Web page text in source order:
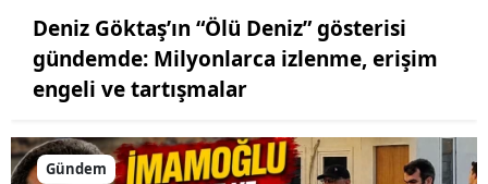
Deniz Göktaş’ın “Ölü Deniz” gösterisi
gündemde: Milyonlarca izlenme, erişim
engeli ve tartışmalar
Gündem